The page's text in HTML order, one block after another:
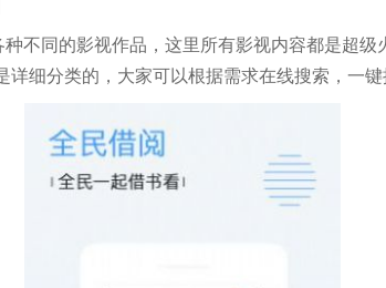
不同的影视作品，这里所有影视内容都是超级
详细分类的，大家可以根据需求在线搜索，一键